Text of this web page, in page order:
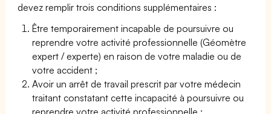
devez remplir trois conditions supplémentaires :
Être temporairement incapable de poursuivre ou
reprendre votre activité professionnelle (Géomètre
expert / experte) en raison de votre maladie ou de
votre accident ;
Avoir un arrêt de travail prescrit par votre médecin
traitant constatant cette incapacité à poursuivre ou
reprendre votre activité professionnelle ;